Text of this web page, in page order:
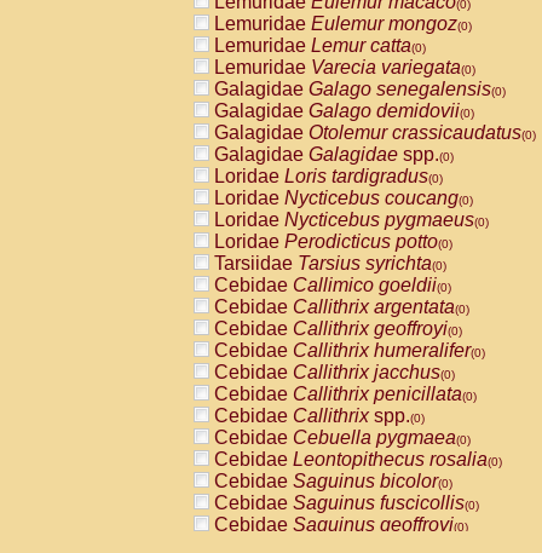
(0)
Lemuridae Eulemur mongoz(0)
Lemuridae Lemur catta(0)
Lemuridae Varecia variegata(0)
Galagidae Galago senegalensis(0)
Galagidae Galago demidovii(0)
Galagidae Otolemur crassicaudatus(0)
Galagidae Galagidae spp.(0)
Loridae Loris tardigradus(0)
Loridae Nycticebus coucang(0)
Loridae Nycticebus pygmaeus(0)
Loridae Perodicticus potto(0)
Tarsiidae Tarsius syrichta(0)
Cebidae Callimico goeldii(0)
Cebidae Callithrix argentata(0)
Cebidae Callithrix geoffroyi(0)
Cebidae Callithrix humeralifer(0)
Cebidae Callithrix jacchus(0)
Cebidae Callithrix penicillata(0)
Cebidae Callithrixspp.(0)
Cebidae Cebuella pygmaea(0)
Cebidae Leontopithecus rosalia(0)
Cebidae Saguinus bicolor(0)
Cebidae Saguinus fuscicollis(0)
Cebidae Saguinus geoffroyi(0)